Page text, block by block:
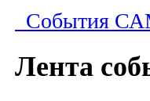
События
Лента